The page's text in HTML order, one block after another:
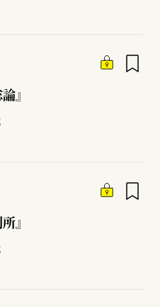
』
』